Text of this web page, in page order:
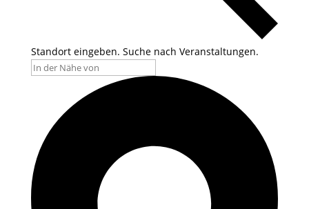
Standort eingeben. Suche nach Veranstaltungen.